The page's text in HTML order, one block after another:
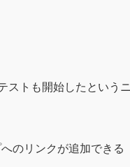
ストも開始したという
のリンクが追加できる